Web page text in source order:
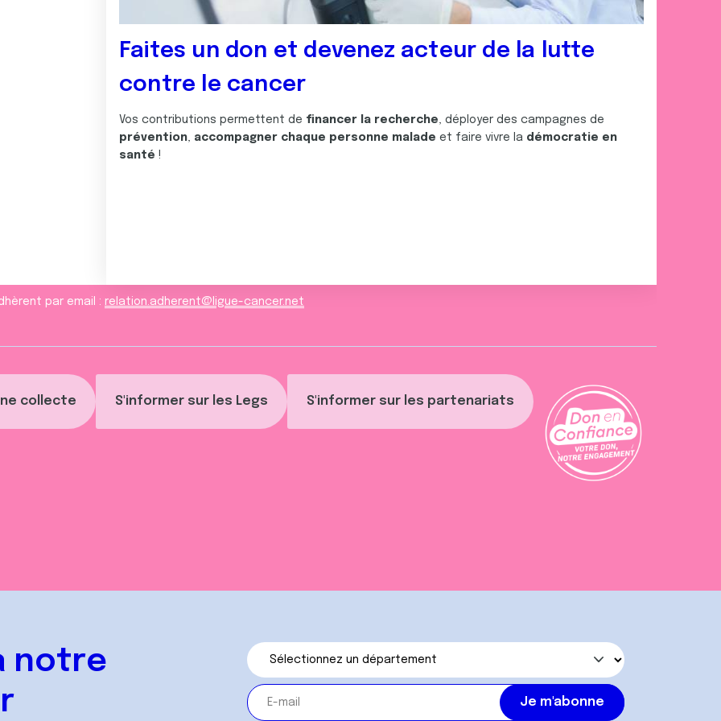
collecte S'informer sur les Legs S'informer sur les partenariats
Faites un don et devenez acteur de la lutte
contre le cancer
Vos contributions permettent de financer la recherche, déployer des campagnes de
prévention, accompagner chaque personne malade et faire vivre la démocratie en
santé !
par email : relation.adherent@ligue-cancer.net
notre